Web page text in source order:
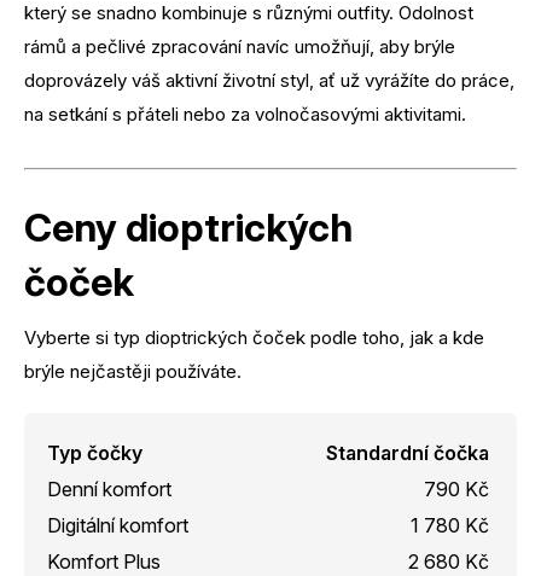
který se snadno kombinuje s různými outfity. Odolnost
rámů a pečlivé zpracování navíc umožňují, aby brýle
doprovázely váš aktivní životní styl, ať už vyrážíte do práce,
na setkání s přáteli nebo za volnočasovými aktivitami.
Ceny dioptrických
čoček
Vyberte si typ dioptrických čoček podle toho, jak a kde
brýle nejčastěji používáte.
Typ čočky
Standardní čočka
Denní komfort
790 Kč
Digitální komfort
1 780 Kč
Komfort Plus
2 680 Kč